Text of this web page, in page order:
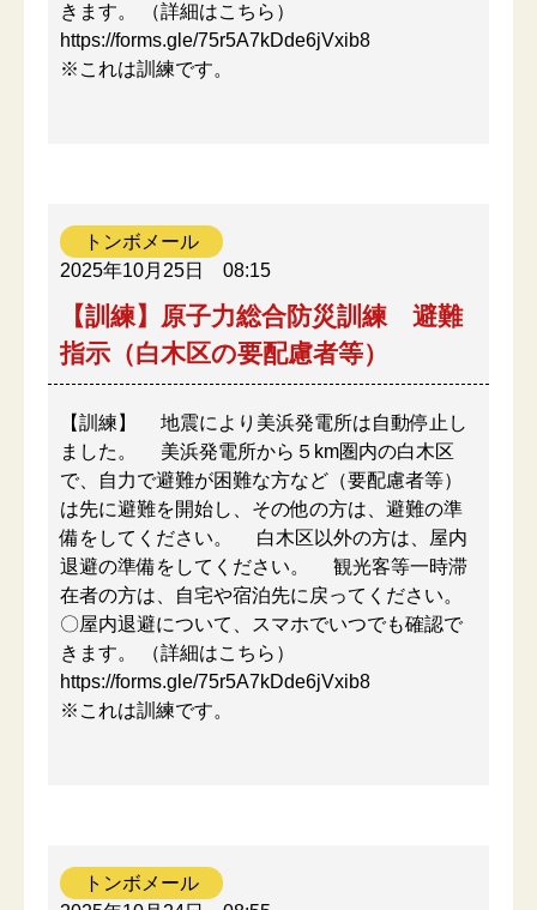
きます。 （詳細はこちら）
https://forms.gle/75r5A7kDde6jVxib8
※これは訓練です。
トンボメール
2025年10月25日
08:15
【訓練】原子力総合防災訓練 避難
指示（白木区の要配慮者等）
【訓練】 地震により美浜発電所は自動停止し
ました。 美浜発電所から５km圏内の白木区
で、自力で避難が困難な方など（要配慮者等）
は先に避難を開始し、その他の方は、避難の準
備をしてください。 白木区以外の方は、屋内
退避の準備をしてください。 観光客等一時滞
在者の方は、自宅や宿泊先に戻ってください。
〇屋内退避について、スマホでいつでも確認で
きます。 （詳細はこちら）
https://forms.gle/75r5A7kDde6jVxib8
※これは訓練です。
トンボメール